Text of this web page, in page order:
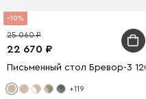
10
22 670
25 060
Письменный стол Бревор-3
+119